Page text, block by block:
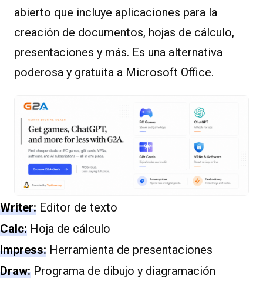
abierto que incluye aplicaciones para la
creación de documentos, hojas de cálculo,
presentaciones y más. Es una alternativa
poderosa y gratuita a Microsoft Office.
Writer: Editor de texto
Calc: Hoja de cálculo
Impress: Herramienta de presentaciones
Draw: Programa de dibujo y diagramación